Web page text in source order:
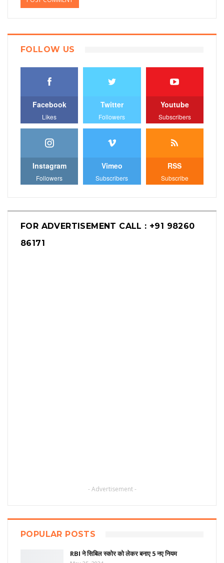
FOLLOW US
Facebook
Likes
Twitter
Followers
Youtube
Subscribers
Instagram
Followers
Vimeo
Subscribers
RSS
Subscribe
FOR ADVERTISEMENT CALL : +91 98260
86171
- Advertisement -
POPULAR POSTS
RBI ने सिबिल स्कोर को लेकर बनाए 5 नए नियम